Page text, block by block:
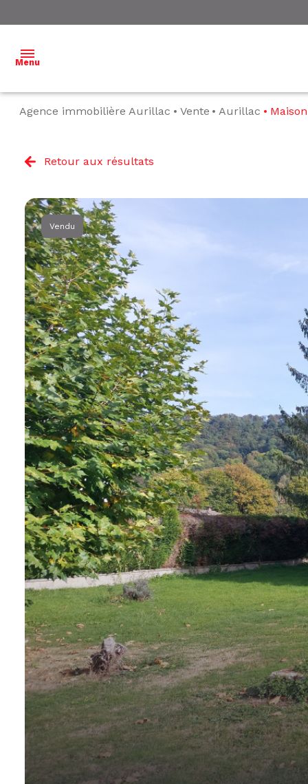
Menu
BIENS À
NOS
BIENS
VENDUS
ESTIMATION
L'ÉQUIPE
ALERTE
E-MAIL
Agence immobilière Aurillac Vente Aurillac Maison
Retour aux résultats
Vendu